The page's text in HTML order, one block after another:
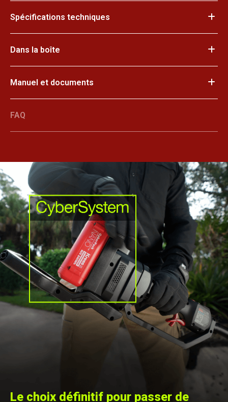
Spécifications techniques
Dans la boîte
Manuel et documents
FAQ
Le choix définitif pour passer de